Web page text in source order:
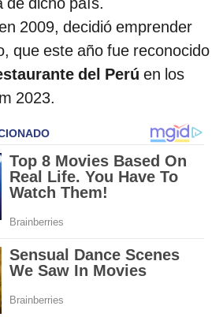
2009, decidió emprender
que este año fue reconocido
del Perú en los
2023.